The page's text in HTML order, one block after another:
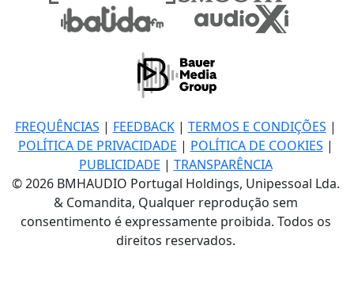
FREQUÊNCIAS | FEEDBACK| TERMOS E CONDIÇÕES |
POLÍTICA DE PRIVACIDADE | POLÍTICA DE COOKIES |
PUBLICIDADE | TRANSPARÊNCIA
© 2026 BMHAUDIO Portugal Holdings, Unipessoal Lda.
& Comandita, Qualquer reprodução sem
consentimento é expressamente proibida. Todos os
direitos reservados.